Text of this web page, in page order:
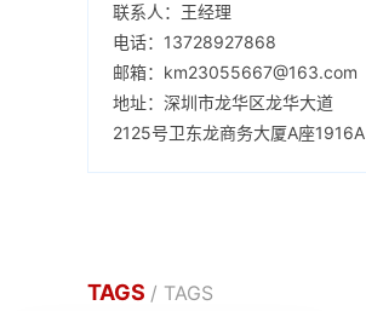
联系人：王经理
电话：13728927868
邮箱：km23055667@163.com
地址：深圳市龙华区龙华大道
2125号卫东龙商务大厦A座1916A
TAGS / TAGS